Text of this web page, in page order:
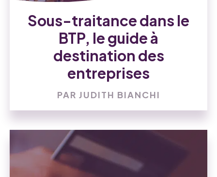
Sous-traitance dans le
BTP, le guide à
destination des
entreprises
PAR JUDITH BIANCHI